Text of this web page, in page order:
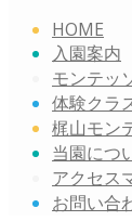
HOME
入園案内
モンテッ
体験クラ
梶山モン
当園につ
アクセス
お問い合